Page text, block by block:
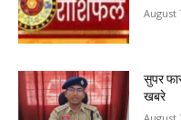
August
सुपर
खबरे